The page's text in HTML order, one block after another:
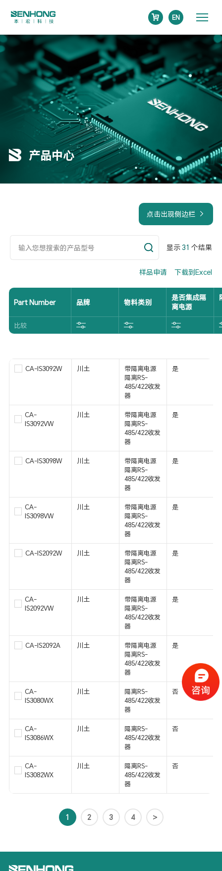
EN
产品中心
点击出现侧边栏
显示31 个结果
样品申请 下载到Excel
Part Number 品牌 物料类别
是否集成隔
离电源
比较
CA-IS3092W 川土
带隔离电源
隔离RS-
485/422收发
器
是
CA-
IS3092VW
川土
带隔离电源
隔离RS-
485/422收发
器
是
CA-IS3098W 川土
带隔离电源
隔离RS-
485/422收发
器
是
CA-
IS3098VW
川土
带隔离电源
隔离RS-
485/422收发
器
是
CA-IS2092W 川土
带隔离电源
隔离RS-
485/422收发
器
是
CA-
IS2092VW
川土
带隔离电源
隔离RS-
485/422收发
器
是
CA-IS2092A 川土
带隔离电源
隔离RS-
485/422收发
器
是
CA-
IS3080WX
川土
隔离RS-
485/422收发
器
否
CA-
IS3086WX
川土
隔离RS-
485/422收发
器
否
CA-
IS3082WX
川土
隔离RS-
485/422收发
器
否
1 2 3 4 >